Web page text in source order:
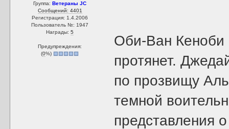
Группа:Ветераны JC
Сообщений: 4401
Регистрация: 1.4.2006
Пользователь №: 1947
Награды:5
Предупреждения:
(0%)
Оби-Ван Кеноби
протянет.
по прозвищу
темной
представления